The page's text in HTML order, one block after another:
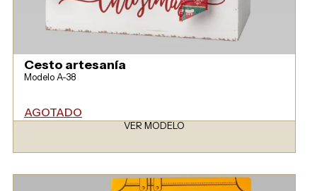
Cesto artesanía
Modelo A-38
AGOTADO
VER MODELO